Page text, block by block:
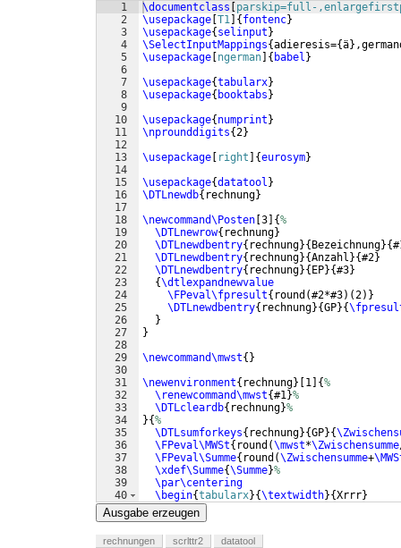
1
2
3
4
5
6
7
8
9
10
11
12
13
14
15
16
17
18
19
20
21
22
23
24
25
26
27
28
29
30
31
32
33
34
35
36
37
38
39
40
41
\documentclass
parskip=full-
\usepackage T1 { fontenc}
\usepackage{ selinput }
\SelectInputMappings{adieresis={ä}
\usepackage ngerman { babel }
\usepackage{tabularx}
\usepackage{ booktabs }
\usepackage{ numprint }
\nprounddigits{2}
\usepackage
right {eurosym}
\usepackage{datatool }
\DTLnewdb{ rechnung}
\newcommand\Posten 3 {%
\DTLnewrow{ rechnung}
\DTLnewdbentry{ rechnung}{ Bezeichnung}{
\DTLnewdbentry{ rechnung}{Anzahl }{#2}
\DTLnewdbentry{ rechnung}{ EP}{#3}
{\dtlexpandnewvalue
\FPeval\fpresult{ round (#2*#3) (2)}
\DTLnewdbentry{ rechnung}{GP}{
}
}
\newcommand\mwst{ }
\newenvironment{ rechnung} 1 {%
\renewcommand\mwst{#1}%
\DTLcleardb{ rechnung}%
}{%
\DTLsumforkeys{ rechnung}{GP}{
\FPeval\MWSt{ round (\mwst*\Zwischensumme
\FPeval\Summe{ round (\Zwischensumme+
\xdef\Summe{\Summe}%
\par\centering
\begin{tabularx}{\textwidth}{Xrrr}
\toprule
Ausgabe erzeugen
rechnungen scrlttr2 datatool